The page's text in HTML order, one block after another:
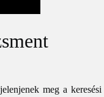
meg a keresési